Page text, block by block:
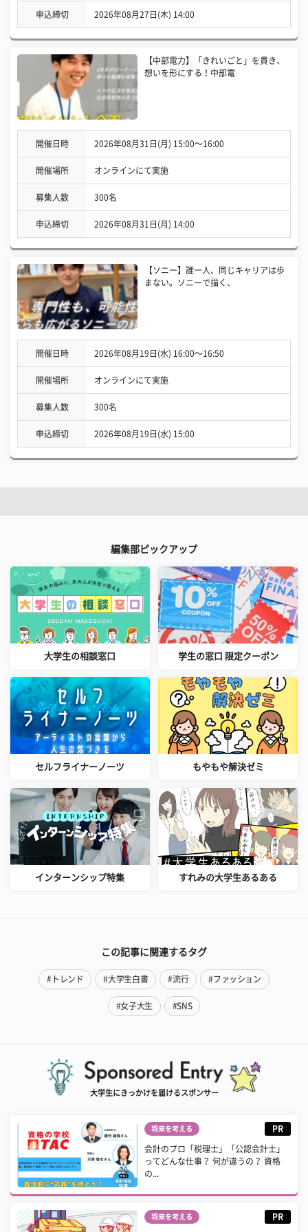
申込締切 2026年08月27日(木) 14:00
【中部電力】「きれいごと」を貫き、
想いを形にする！中部電
開催日時 2026年08月31日(月) 15:00〜16:00
開催場所 オンラインにて実施
募集人数 300名
申込締切 2026年08月31日(月) 14:00
【ソニー】誰一人、同じキャリアは歩
まない。ソニーで描く、
開催日時 2026年08月19日(水) 16:00〜16:50
開催場所 オンラインにて実施
募集人数 300名
申込締切 2026年08月19日(水) 15:00
編集部ピックアップ
大学生の相談窓口 学生の窓口 限定クーポン
セルフライナーノーツ もやもや解決ゼミ
インターンシップ特集 すれみの大学生あるある
この記事に関連するタグ
#トレンド #大学生白書 #流行 #ファッション
#女子大生 #SNS
大学生にきっかけを届けるスポンサー
将来を考える PR
会計のプロ「税理士」「公認会計士」
ってどんな仕事？ 何が違うの？ 資格
の...
将来を考える PR